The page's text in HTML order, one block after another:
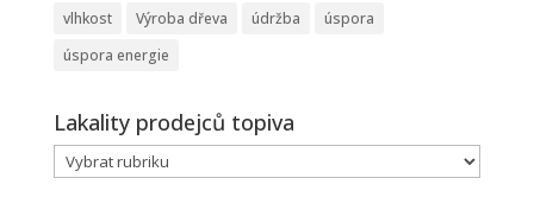
vlhkost
Výroba dřeva údržba
úspora
úspora energie
Lakality prodejců topiva
Lakality
prodejců